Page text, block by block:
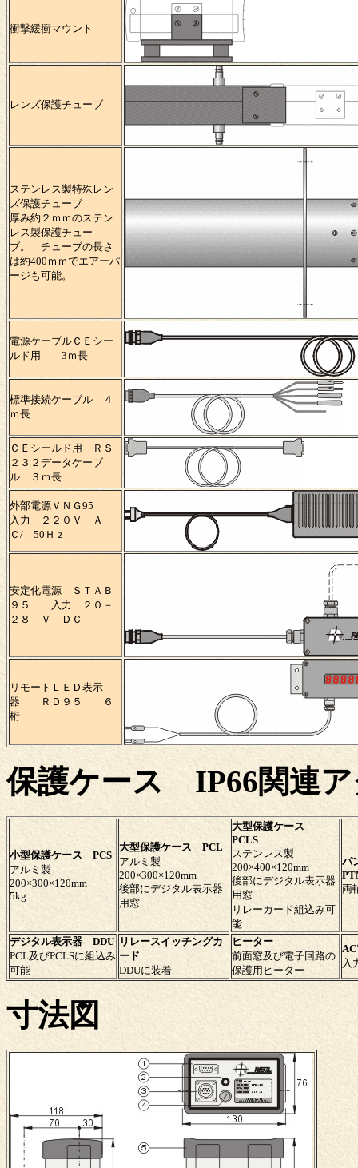
衝撃緩衝マウント
レンズ保護チューブ
ステンレス製特殊レン
ズ保護チューブ
厚み約２ｍｍのステン
レス製保護チュー
ブ。 チューブの長さ
は約400ｍｍでエアーパ
ージも可能。
電源ケーブルＣＥシー
ルド用 3ｍ長
標準接続ケーブル ４
ｍ長
ＣＥシールド用 ＲＳ
２３２データケーブ
ル ３ｍ長
外部電源ＶＮＧ95
入力 ２２０Ｖ Ａ
Ｃ/ 50Ｈｚ
安定化電源 ＳＴＡＢ
９５ 入力 ２０－
２８ Ｖ ＤＣ
リモートＬＥＤ表示
器 ＲＤ９５ ６
桁
保護ケース IP66関連ア
小型保護ケース PCS
アルミ製
200×300×120mm
5kg
大型保護ケース PCL
アルミ製
200×300×120mm
後部にデジタル表示器
用窓
大型保護ケース
PCLS
ステンレス製
200×400×120mm
後部にデジタル表示器
用窓
リレーカード組込み可
能
パ
両
デジタル表示器 DDU
PCL及びPCLSに組込み
可能
リレースイッチングカ
ード
DDUに装着
ヒーター
前面窓及び電子回路の
保護用ヒーター
入
寸法図